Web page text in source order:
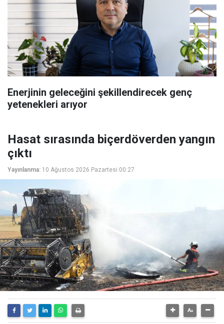
Enerjinin geleceğini şekillendirecek genç
yetenekleri arıyor
Hasat sırasında biçerdöverden yangın
çıktı
Yayınlanma: 10 Ağustos 2026 Pazartesi 00:27